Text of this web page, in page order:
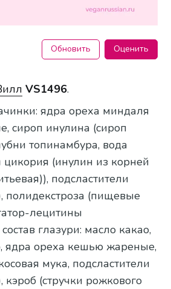
Обновить Оценить
VS1496.
ядра ореха миндаля
сироп инулина (сироп
топинамбура, вода
цикория (инулин из корней
подсластители
полидекстроза (пищевые
лецитины
глазури: масло какао,
ядра ореха кешью жареные,
мука, подсластители
кэроб (стручки рожкового